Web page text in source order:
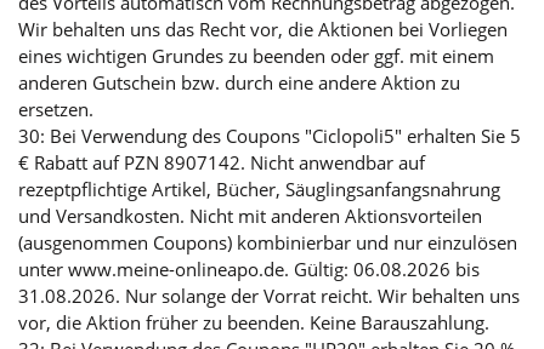
Wir behalten uns das Recht vor, die Aktionen bei Vorliegen
eines wichtigen Grundes zu beenden oder ggf. mit einem
anderen Gutschein bzw. durch eine andere Aktion zu
ersetzen.
30: Bei Verwendung des Coupons "Ciclopoli5" erhalten Sie 5
€ Rabatt auf PZN 8907142. Nicht anwendbar auf
rezeptpflichtige Artikel, Bücher, Säuglingsanfangsnahrung
und Versandkosten. Nicht mit anderen Aktionsvorteilen
(ausgenommen Coupons) kombinierbar und nur einzulösen
unter www.meine-onlineapo.de. Gültig: 06.08.2026 bis
31.08.2026. Nur solange der Vorrat reicht. Wir behalten uns
vor, die Aktion früher zu beenden. Keine Barauszahlung.